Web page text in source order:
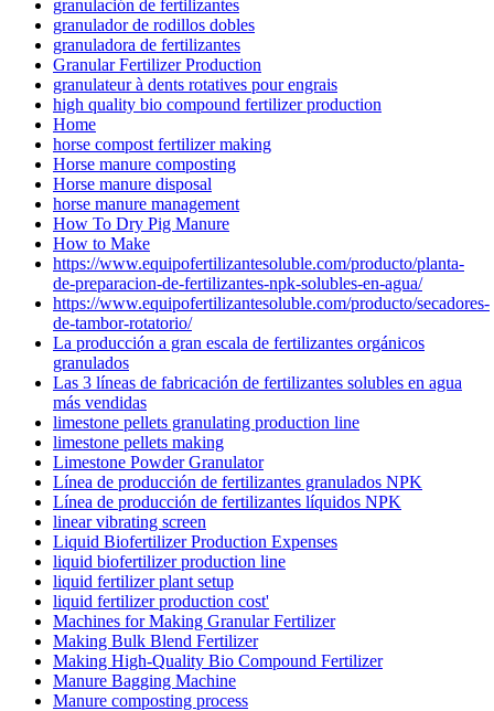
granulación de fertilizantes
granulador de rodillos dobles
granuladora de fertilizantes
Granular Fertilizer Production
granulateur à dents rotatives pour engrais
high quality bio compound fertilizer production
Home
horse compost fertilizer making
Horse manure composting
Horse manure disposal
horse manure management
How To Dry Pig Manure
How to Make
https://www.equipofertilizantesoluble.com/producto/planta-
de-preparacion-de-fertilizantes-npk-solubles-en-agua/
https://www.equipofertilizantesoluble.com/producto/secadores-
de-tambor-rotatorio/
La producción a gran escala de fertilizantes orgánicos
granulados
Las 3 líneas de fabricación de fertilizantes solubles en agua
más vendidas
limestone pellets granulating production line
limestone pellets making
Limestone Powder Granulator
Línea de producción de fertilizantes granulados NPK
Línea de producción de fertilizantes líquidos NPK
linear vibrating screen
Liquid Biofertilizer Production Expenses
liquid biofertilizer production line
liquid fertilizer plant setup
liquid fertilizer production cost'
Machines for Making Granular Fertilizer
Making Bulk Blend Fertilizer
Making High-Quality Bio Compound Fertilizer
Manure Bagging Machine
Manure composting process